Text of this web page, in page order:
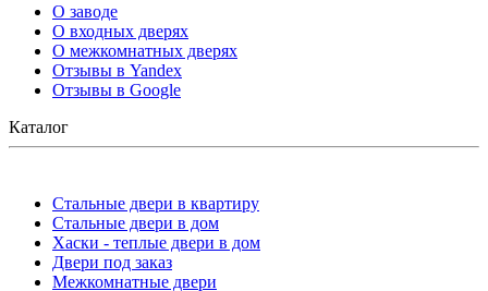
О заводе
О входных дверях
О межкомнатных дверях
Отзывы в Yandex
Отзывы в Google
Каталог
Стальные двери в квартиру
Стальные двери в дом
Хаски - теплые двери в дом
Двери под заказ
Межкомнатные двери